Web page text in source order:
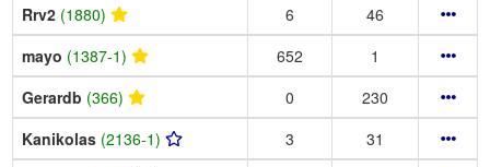
Rrv2 (1880) 6
46
mayo (1387-1) 652
1
Gerardb (366) 0
230
Kanikolas (2136-1) 3
31